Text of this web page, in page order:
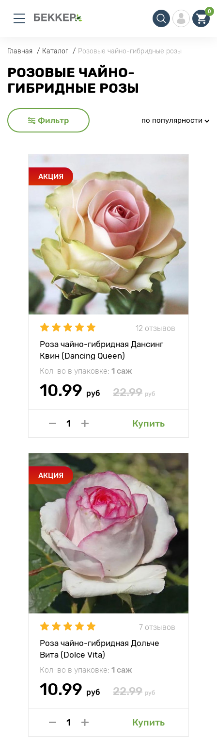
0
Главная Каталог Розовые чайно-гибридные розы
РОЗОВЫЕ ЧАЙНО-
ГИБРИДНЫЕ РОЗЫ
Фильтр по популярности
АКЦИЯ
12 отзывов
Роза чайно-гибридная Дансинг
Квин (Dancing Queen)
Кол-во в упаковке: 1 саж
10.99 руб 22.99 руб
Купить
АКЦИЯ
7 отзывов
Роза чайно-гибридная Дольче
Вита (Dolce Vita)
Кол-во в упаковке: 1 саж
10.99 руб 22.99 руб
Купить